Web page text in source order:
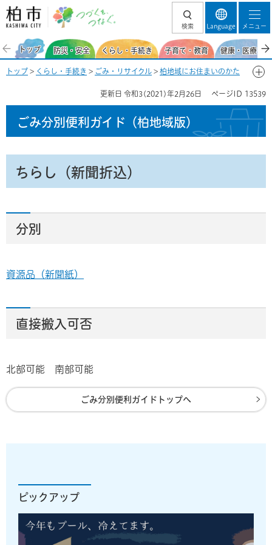
柏市 つづくを、
検索 Language メニュー
トップ 防災・安全 くらし・手続き 子育て・教育 健康・医療・
トップ > くらし・手続き > ごみ・リサイクル > 柏地域にお住まいのかた
更新日 令和3(2021)年2月26日 ページID 13539
ごみ分別便利ガイド （柏地域版）
ちらし（新聞折込）
分別
資源品（新聞紙）
直接搬入可否
北部可能 南部可能
ごみ分別便利ガイドトップへ
ピックアップ